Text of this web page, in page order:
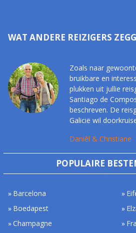
WAT ANDERE REIZIGERS
Zoals naar
bruikbare en
plukken uit jullie
Santiago de
beschreven. De
Galicië wil
Daniêl & Christiane
POPULAIRE
Barcelona
Boedapest
Champagne